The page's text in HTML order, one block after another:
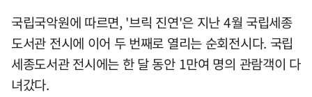
국립국악원에 따르면, '브릭 진연'은 지난 4월 국립세종
도서관 전시에 이어 두 번째로 열리는 순회전시다. 국립
세종도서관 전시에는 한 달 동안 1만여 명의 관람객이 다
녀갔다.